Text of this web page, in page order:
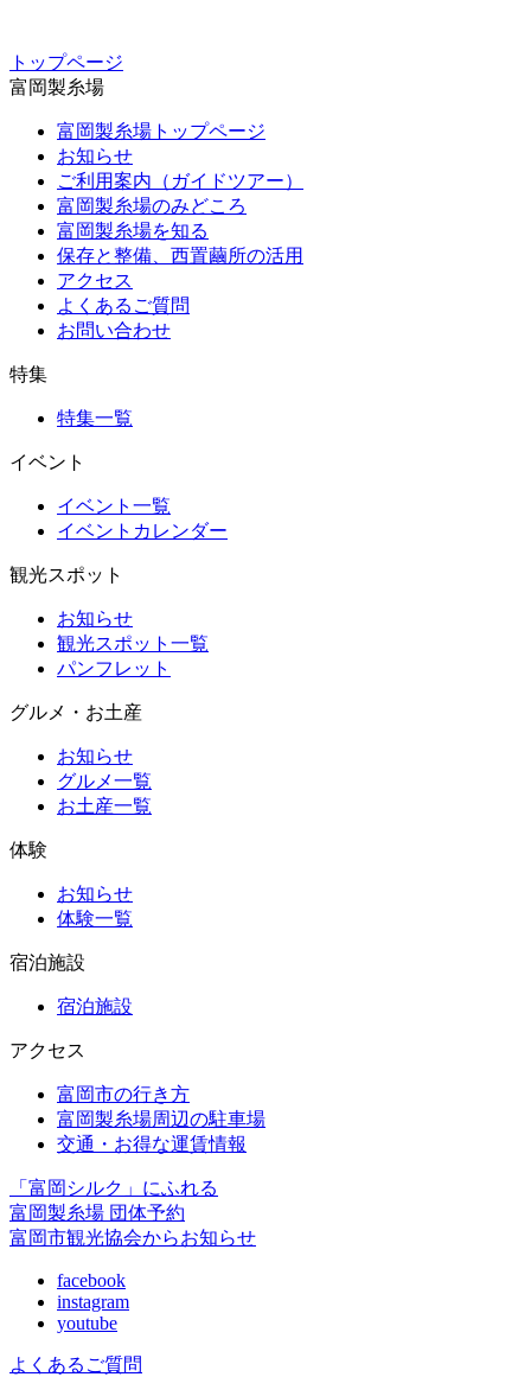
トップページ
富岡製糸場
富岡製糸場トップページ
お知らせ
ご利用案内（ガイドツアー）
富岡製糸場のみどころ
富岡製糸場を知る
保存と整備、西置繭所の活用
アクセス
よくあるご質問
お問い合わせ
特集
特集一覧
イベント
イベント一覧
イベントカレンダー
観光スポット
お知らせ
観光スポット一覧
パンフレット
グルメ・お土産
お知らせ
グルメ一覧
お土産一覧
体験
お知らせ
体験一覧
宿泊施設
宿泊施設
アクセス
富岡市の行き方
富岡製糸場周辺の駐車場
交通・お得な運賃情報
「富岡シルク」にふれる
富岡製糸場 団体予約
富岡市観光協会からお知らせ
facebook
instagram
youtube
よくあるご質問